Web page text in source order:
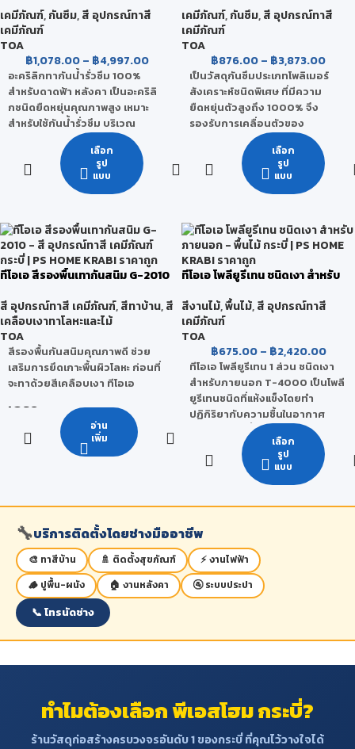
ไม่ต้องรื้อกระเบื้องเก่า
ใช้ได้ทั้งภายใน และภายนอก
เคมีภัณฑ์,กันซึม,สี อุปกรณ์ทาสี
เคมีภัณฑ์
TOA
฿1,078.00 – ฿4,997.00
อะคริลิกทากันน้ำรั่วซึม 100%
สำหรับดาดฟ้า หลังคา เป็นอะคริลิ
กชนิดยืดหยุ่นคุณภาพสูง เหมาะ
สำหรับใช้กันน้ำรั่วซึม บริเวณ
ดาดฟ้า หลังคาเหล็ก Matal Sheet
กระเบื้องลอนคู่ ระเบียงของบ้าน
อาคารและโรงงานอุตสาหกรรม
สามารถใช้กันซึมได้ทั้งหน้าร้อนและ
ความร้อนที่มีส่วนผสมพิเศษ 2
ชนิด - สาร SRP หรือ Solar
Reflective Pigment ที่สะท้อน
ความร้อนได้มากกว่า 95% - ผงเซ
รามิก หรือ Insulating
Microsphere Ceramic ที่ใช้
เคลือบกระสวยอวกาศ ทำหน้าที่
เป็นฉนวนดูดซับและป้องกันความ
ร้อน
เลือก
รูป
แบบ
เคมีภัณฑ์,กันซึม,สี อุปกรณ์ทาสี
เคมีภัณฑ์
TOA
฿876.00– ฿3,873.00
เป็นวัสดุกันซึมประเภทโพลิเมอร์
สังเคราะห์ชนิดพิเศษ ที่มีความ
ยืดหยุ่นตัวสูงถึง 1000% จึง
รองรับการเคลื่อนตัวของ
โครงสร้างได้ดี ใช้สำหรับทาหรือ
กลิ้งบนผิวคอนกรีตเปลือย
คอนกรีตหล่อสำเร็จ คอนกรีตมวล
เบา เพื่อป้องกันการรั่วซึมของน้ำ
ภายใน หรืองานที่มีวัสดุทาทับหรือ
ปิดทับที่ไม่โดนแสงแดด ใช้ในบริเวณ
ต่างๆ เช่น พื้นและผนังห้องน้ำก่อน
การปูกระเบื้อง ผนังกันดิน ช่อง
ลิฟท์และอุโมงค์
เลือก
รูป
แบบ
ทีโอเอ สีรองพื้นเทากันสนิม G-2010
สี อุปกรณ์ทาสี เคมีภัณฑ์,สีทาบ้าน,สี
เคลือบเงาทาโลหะและไม้
TOA
สีรองพื้นกันสนิมคุณภาพดี ช่วย
เสริมการยึดเกาะพื้นผิวโลหะ ก่อนที่
จะทาด้วยสีเคลือบเงา ทีโอเอ
เกรด
กลุ่มพรีเมียมคุณภาพสูง
อ่าน
เพิ่ม
ทีโอเอ โพลียูรีเทน ชนิดเงา สำหรับ
สีงานไม้,พื้นไม้,สี อุปกรณ์ทาสี
เคมีภัณฑ์
TOA
฿675.00 – ฿2,420.00
ทีโอเอ โพลียูรีเทน 1 ส่วน ชนิดเงา
สำหรับภายนอก T-4000 เป็นโพลี
ยูรีเทนชนิดที่แห้งแข็งโดยทำ
ปฏิกิริยากับความชื้นในอากาศ
เหมาะสำหรับพื้นไม้ภายในที่มีแดด
ส่องถึงเป็นบางเวลา ทาง่าย ให้
ความเงางามสูง ทนทานต่อการขูด
ขีด ทนทานต่อการขัดถู และ ทนต่อ
และสารเคมี ได้ดีเยี่ยม
เลือก
รูป
แบบ
🔧บริการติดตั้งโดยช่างมืออาชีพ
🎨 ทาสีบ้าน 🚿 ติดตั้งสุขภัณฑ์
⚡ งานไฟฟ้า
🪵 ปูพื้น-ผนัง
🏠 งานหลังคา 🚰 ระบบประปา
📞 โทรนัดช่าง
ทำไมต้องเลือก พีเอสโฮม กระบี่?
ร้านวัสดุก่อสร้างครบวงจรอันดับ 1 ของกระบี่ ที่คุณไว้วางใจได้